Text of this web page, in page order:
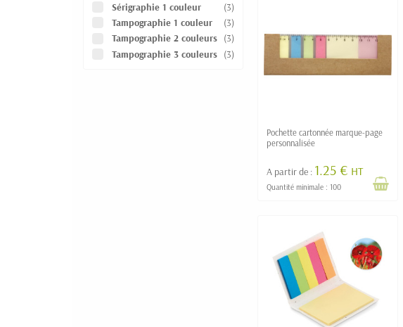
Sérigraphie 1 couleur
(3)
Tampographie 1 couleur
(3)
Tampographie 2 couleurs (3)
Tampographie 3 couleurs (3)
Pochette cartonnée marque-page
personnalisée
A partir de : 1.25 € HT
Quantité minimale : 100